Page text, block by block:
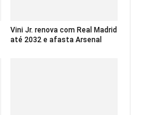
Vini Jr. renova com Real Madrid
até 2032 e afasta Arsenal